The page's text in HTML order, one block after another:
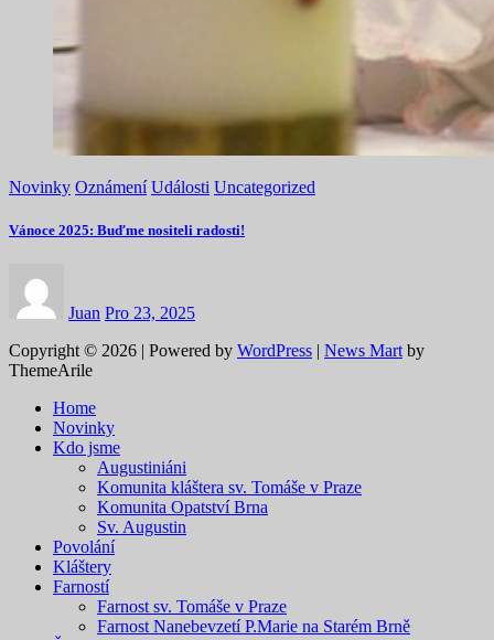
Novinky Oznámení Události Uncategorized
Vánoce 2025: Buďme nositeli radosti!
Juan Pro 23, 2025
Copyright © 2026 | Powered by WordPress | News Mart by
ThemeArile
Home
Novinky
Kdo jsme
Augustiniáni
Komunita kláštera sv. Tomáše v Praze
Komunita Opatství Brna
Sv. Augustin
Povolání
Kláštery
Farností
Farnost sv. Tomáše v Praze
Farnost Nanebevzetí P.Marie na Starém Brně